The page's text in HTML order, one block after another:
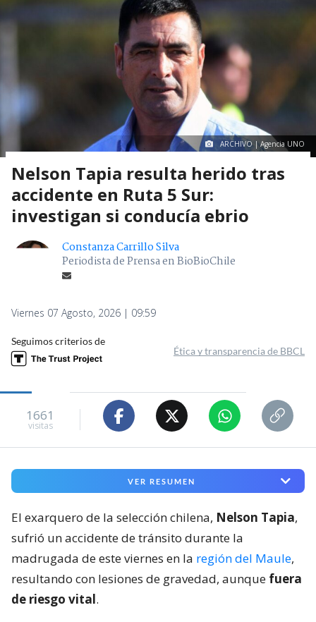
ARCHIVO | Agencia UNO
Nelson Tapia resulta herido tras
accidente en Ruta 5 Sur:
investigan si conducía ebrio
Constanza Carrillo Silva
Periodista de Prensa en BioBioChile
Viernes 07 Agosto, 2026 | 09:59
Seguimos criterios de
Ética y transparencia de BBCL
1661
visitas
VER RESUMEN
El exarquero de la selección chilena, Nelson Tapia,
sufrió un accidente de tránsito durante la
madrugada de este viernes en la región del Maule,
resultando con lesiones de gravedad, aunque fuera
de riesgo vital.